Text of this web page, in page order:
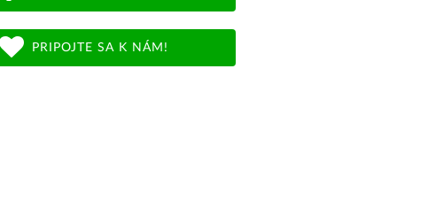
PRIPOJTE SA K NÁM!